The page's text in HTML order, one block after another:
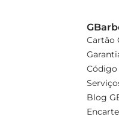
Cartão
Código
Blog